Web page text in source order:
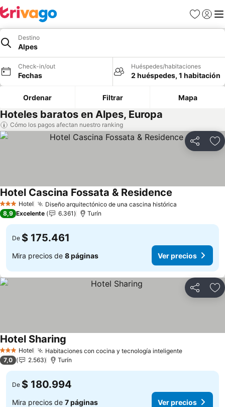
Favoritos
Iniciar
Destino
Alpes
Check-in/out
Fechas
Huéspedes/habitaciones
2 huéspedes, 1 habitación
Ordenar Filtrar Mapa
Hoteles baratos en Alpes, Europa
Cómo los pagos afectan nuestro ranking
Compartir
3 Estrellas
Hotel Diseño arquitectónico de una cascina histórica
Hotel Cascina Fossata & Residence
8,9 Excelente 6.361 Turín
De $ 175.461
Mira precios de 8 páginas Ver precios
Compartir
3 Estrellas
Hotel Habitaciones con cocina y tecnología inteligente
Hotel Sharing
7,0 2.563 Turín
De $ 180.994
Mira precios de 7 páginas Ver precios